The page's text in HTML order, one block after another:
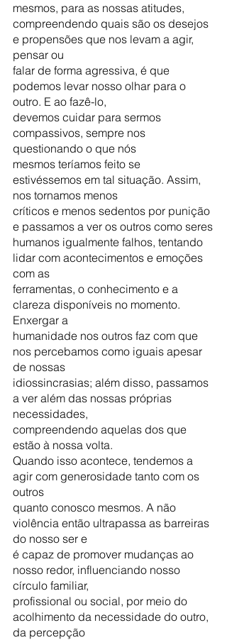
mesmos, para as nossas atitudes,
compreendendo quais são os desejos
e propensões que nos levam a agir,
pensar ou
falar de forma agressiva, é que
podemos levar nosso olhar para o
outro. E ao fazê-lo,
devemos cuidar para sermos
compassivos, sempre nos
questionando o que nós
mesmos teríamos feito se
estivéssemos em tal situação. Assim,
nos tornamos menos
críticos e menos sedentos por punição
e passamos a ver os outros como seres
humanos igualmente falhos, tentando
lidar com acontecimentos e emoções
com as
ferramentas, o conhecimento e a
clareza disponíveis no momento.
Enxergar a
humanidade nos outros faz com que
nos percebamos como iguais apesar
de nossas
idiossincrasias; além disso, passamos
a ver além das nossas próprias
necessidades,
compreendendo aquelas dos que
estão à nossa volta.
Quando isso acontece, tendemos a
agir com generosidade tanto com os
outros
quanto conosco mesmos. A não
violência então ultrapassa as barreiras
do nosso ser e
é capaz de promover mudanças ao
nosso redor, influenciando nosso
círculo familiar,
profissional ou social, por meio do
acolhimento da necessidade do outro,
da percepção